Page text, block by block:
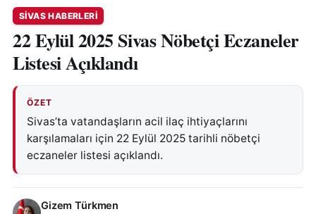
SIVAS HABERLERI
22 Eylül 2025 Sivas Nöbetçi Eczaneler
Listesi Açıklandı
ÖZET
Sivas’ta vatandaşların acil ilaç ihtiyaçlarını
karşılamaları için 22 Eylül 2025 tarihli nöbetçi
eczaneler listesi açıklandı.
Gizem Türkmen